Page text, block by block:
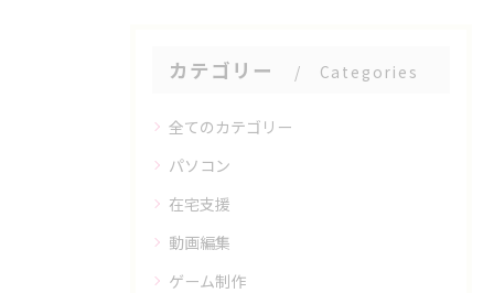
カテゴリー Categories
全てのカテゴリー
パソコン
在宅支援
動画編集
ゲーム制作